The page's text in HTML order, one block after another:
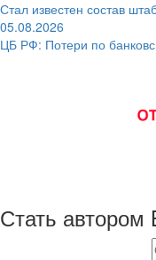
Стал известен состав
05.08.2026
ЦБ РФ: Потери по
Стать автором